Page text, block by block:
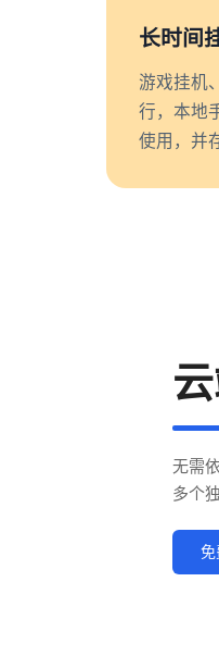
长时间
游戏挂机
行，本地
使用，并
无需
多个